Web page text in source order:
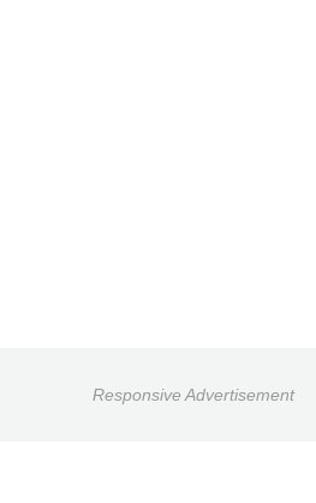
Responsive Advertisement